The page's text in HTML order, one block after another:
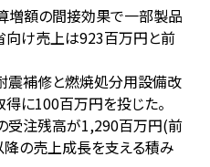
増額の間接効果で一部製品
向け売上は923百万円と前
震補修と燃焼処分用設備改
に100百万円を投じた。
受注残高が1,290百万円(前
の売上成長を支える積み